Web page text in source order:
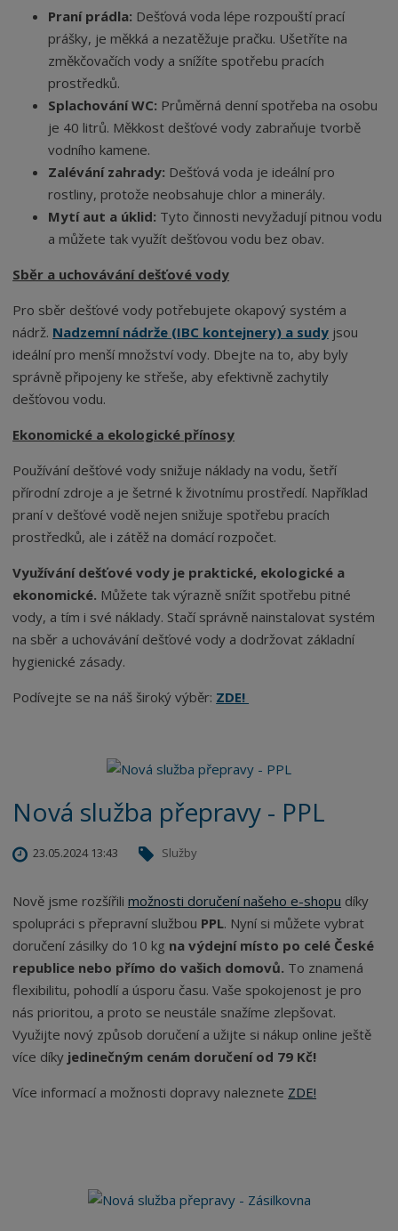
Praní prádla: Dešťová voda lépe rozpouští prací
prášky, je měkká a nezatěžuje pračku. Ušetříte na
změkčovačích vody a snížíte spotřebu pracích
prostředků.
Splachování WC: Průměrná denní spotřeba na osobu
je 40 litrů. Měkkost dešťové vody zabraňuje tvorbě
vodního kamene.
Zalévání zahrady: Dešťová voda je ideální pro
rostliny, protože neobsahuje chlor a minerály.
Mytí aut a úklid: Tyto činnosti nevyžadují pitnou vodu
a můžete tak využít dešťovou vodu bez obav.
Sběr a uchovávání dešťové vody
Pro sběr dešťové vody potřebujete okapový systém a
nádrž. Nadzemní nádrže (IBC kontejnery) a sudy jsou
ideální pro menší množství vody. Dbejte na to, aby byly
správně připojeny ke střeše, aby efektivně zachytily
dešťovou vodu.
Ekonomické a ekologické přínosy
Používání dešťové vody snižuje náklady na vodu, šetří
přírodní zdroje a je šetrné k životnímu prostředí. Například
praní v dešťové vodě nejen snižuje spotřebu pracích
prostředků, ale i zátěž na domácí rozpočet.
Využívání dešťové vody je praktické, ekologické a
ekonomické. Můžete tak výrazně snížit spotřebu pitné
vody, a tím i své náklady. Stačí správně nainstalovat systém
na sběr a uchovávání dešťové vody a dodržovat základní
hygienické zásady.
Podívejte se na náš široký výběr: ZDE!
Nová služba přepravy - PPL
23.05.2024 13:43 Služby
Nově jsme rozšířilimožnosti doručení našeho e-shopu díky
spolupráci s přepravní službou PPL. Nyní si můžete vybrat
doručení zásilky do 10 kg na výdejní místo po celé České
republice nebo přímo do vašich domovů. To znamená
flexibilitu, pohodlí a úsporu času. Vaše spokojenost je pro
nás prioritou, a proto se neustále snažíme zlepšovat.
Využijte nový způsob doručení a užijte si nákup online ještě
více díky jedinečným cenám doručení od 79 Kč!
Více informací a možnosti dopravy naleznete ZDE!